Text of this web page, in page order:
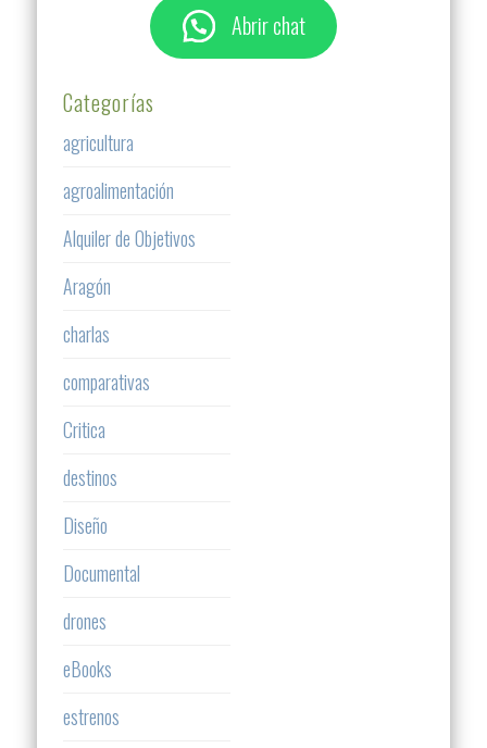
Abrir chat
Categorías
agricultura
agroalimentación
Alquiler de Objetivos
Aragón
charlas
comparativas
Critica
destinos
Diseño
Documental
drones
eBooks
estrenos